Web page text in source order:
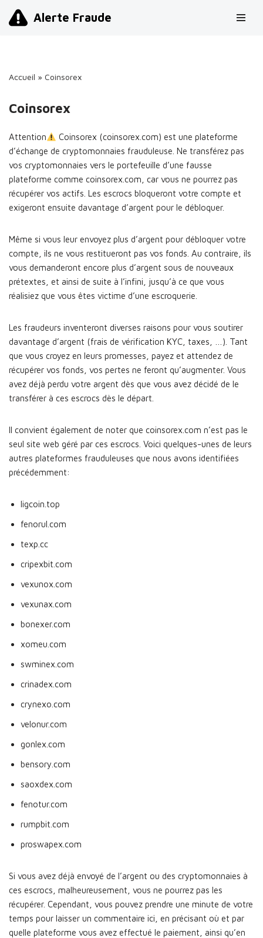
Alerte Fraude
Accueil » Coinsorex
Coinsorex
Attention
Coinsorex (coinsorex.com) est une plateforme
d’échange de cryptomonnaies frauduleuse. Ne transférez pas
vos cryptomonnaies vers le portefeuille d’une fausse
plateforme comme coinsorex.com, car vous ne pourrez pas
récupérer vos actifs. Les escrocs bloqueront votre compte et
exigeront ensuite davantage d’argent pour le débloquer.
Même si vous leur envoyez plus d’argent pour débloquer votre
compte, ils ne vous restitueront pas vos fonds. Au contraire, ils
vous demanderont encore plus d’argent sous de nouveaux
prétextes, et ainsi de suite à l’infini, jusqu’à ce que vous
réalisiez que vous êtes victime d’une escroquerie.
Les fraudeurs inventeront diverses raisons pour vous soutirer
davantage d’argent (frais de vérification KYC, taxes, …). Tant
que vous croyez en leurs promesses, payez et attendez de
récupérer vos fonds, vos pertes ne feront qu’augmenter. Vous
avez déjà perdu votre argent dès que vous avez décidé de le
transférer à ces escrocs dès le départ.
Il convient également de noter que coinsorex.com n’est pas le
seul site web géré par ces escrocs. Voici quelques-unes de leurs
autres plateformes frauduleuses que nous avons identifiées
précédemment:
ligcoin.top
fenorul.com
texp.cc
cripexbit.com
vexunox.com
vexunax.com
bonexer.com
xomeu.com
swminex.com
crinadex.com
crynexo.com
velonur.com
gonlex.com
bensory.com
saoxdex.com
fenotur.com
rumpbit.com
proswapex.com
Si vous avez déjà envoyé de l’argent ou des cryptomonnaies à
ces escrocs, malheureusement, vous ne pourrez pas les
récupérer. Cependant, vous pouvez prendre une minute de votre
temps pour laisser un commentaire ici, en précisant où et par
quelle plateforme vous avez effectué le paiement, ainsi qu’en